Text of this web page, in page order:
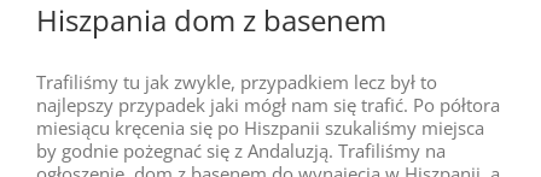
Hiszpania dom z basenem
Trafiliśmy tu jak zwykle, przypadkiem lecz był to
najlepszy przypadek jaki mógł nam się trafić. Po półtora
miesiącu kręcenia się po Hiszpanii szukaliśmy miejsca
by godnie pożegnać się z Andaluzją. Trafiliśmy na